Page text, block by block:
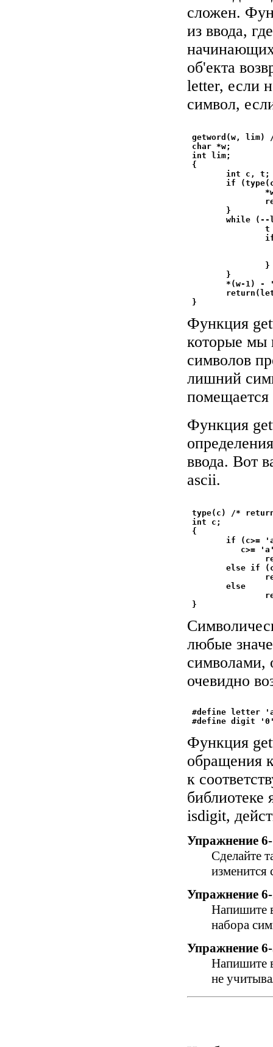
сложен.
из ввода,
об'екта
letter, если
символ,
getword(w, lim)
char *w;
int lim;
{
        int c, t;
if
        }
while (--
                }
        }
*(w-1) -
Функция
которые мы
символов
лишний
помещается
Функция
ввода. Вот
ascii.
type(c) /*
int c;
{
if (c>=
c>=
else if
        else
любые
символами,
очевидно
#define letter
Функция
обращения
к
isdigit,
Упражнение
Сделайте
Упражнение
Напишите
набора
Упражнение
Напишите
не